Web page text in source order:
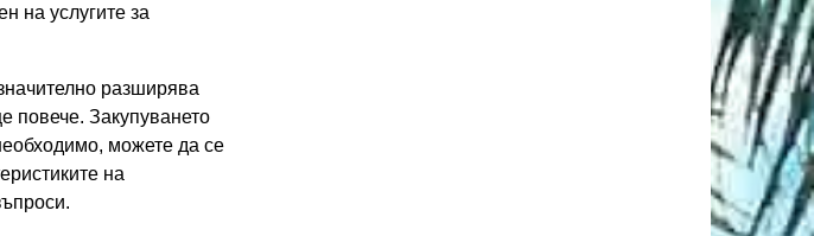
на услугите за
разширява
повече. Закупуването
можете да се
на